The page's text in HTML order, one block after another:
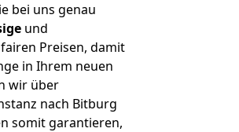
bei uns genau
und
Preisen, damit
in Ihrem neuen
wir über
nach Bitburg
somit garantieren,